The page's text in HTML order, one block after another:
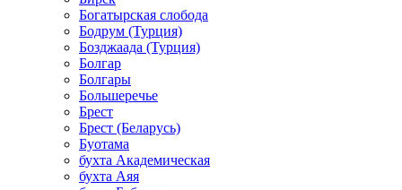
Богатырская слобода
Бодрум (Турция)
Бозджаада (Турция)
Болгар
Болгары
Большеречье
Брест
Брест (Беларусь)
Буотама
бухта Академическая
бухта Аяя